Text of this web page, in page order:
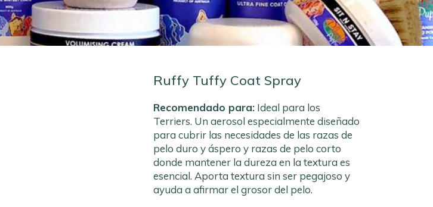
Ruffy Tuffy Coat Spray
Recomendado para: Ideal para los
Terriers. Un aerosol especialmente diseñado
para cubrir las necesidades de las razas de
pelo duro y áspero y razas de pelo corto
donde mantener la dureza en la textura es
esencial. Aporta textura sin ser pegajoso y
ayuda a afirmar el grosor del pelo.